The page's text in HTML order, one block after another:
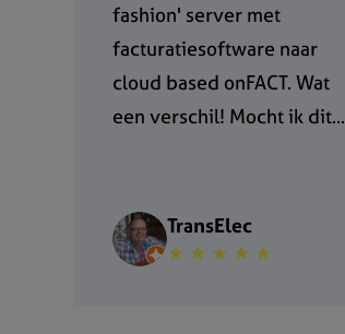
fashion' server met
facturatiesoftware naar
cloud based onFACT. Wat
een verschil! Mocht ik dit...
TransElec
★ ★ ★ ★ ★